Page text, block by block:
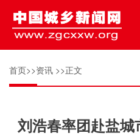
首页>>资讯 >>正文
刘浩春率团赴盐